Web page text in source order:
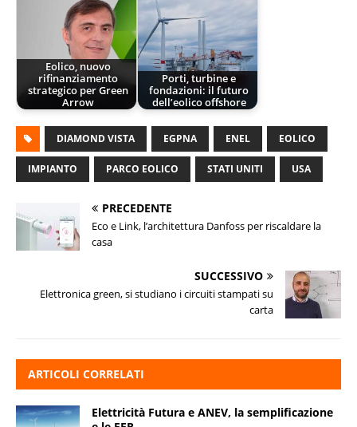
Eolico, nuovo
rifinanziamento
strategico per Green
Arrow
Porti, turbine e
fondazioni: il futuro
dell’eolico offshore
DIAMOND VISTA EGPNA ENEL EOLICO
IMPIANTO PARCO EOLICO STATI UNITI USA
PRECEDENTE
Eco e Link, l’architettura Danfoss per riscaldare la
casa
SUCCESSIVO
Elettronica green, si studiano i circuiti stampati su
carta
ARTICOLI CORRELATI
Elettricità Futura e ANEV, la semplificazione